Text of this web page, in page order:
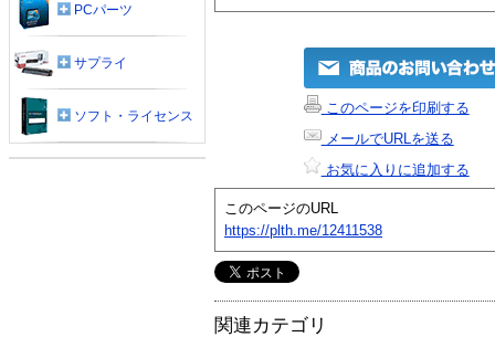
このページを印刷する
メールでURLを送る
お気に入りに追加する
このページのURL
https://plth.me/12411538
関連カテゴリ
PCパーツ
サプライ
ソフト・ライセンス